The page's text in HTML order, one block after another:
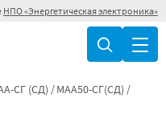
НПО «Энергетическая электроника»
СГ (СД)
МАА50-СГ(СД)